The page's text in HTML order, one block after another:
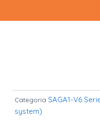
Categoria SAGA1-V6
system)